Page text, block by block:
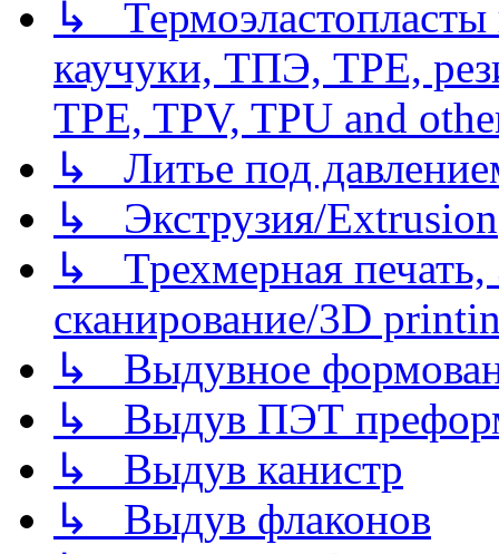
↳
каучуки, ТПЭ, TPE,
TPE, TPV, TPU and
↳ Литье под
↳ Экструзия/Extrusion
↳ Трехмерная
сканирование/3D
↳ Выдувное
↳ Выдув ПЭТ
↳ Выдув канистр
↳ Выдув флаконов